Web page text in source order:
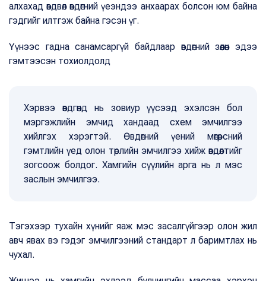
алхахад өвдвөл өвдөгний үеэндээ анхаарах болсон юм байна
гэдгийг илтгэж байна гэсэн үг.
Үүнээс гадна санамсаргүй байдлаар өвдөгний зөөлөн эдээ
гэмтээсэн тохиолдолд
Хэрвээ өвдгөнд нь зовиур үүсээд эхэлсэн бол
мэргэжлийн эмчид хандаад схем эмчилгээ
хийлгэх хэрэгтэй. Өвдөгний үений мөгөөрсний
гэмтлийн үед олон төрлийн эмчилгээ хийж өвдөлтийг
зогсоож болдог. Хамгийн сүүлийн арга нь л мэс
заслын эмчилгээ.
Тэгэхээр тухайн хүнийг яаж мэс засалгүйгээр олон жил
авч явах вэ гэдэг эмчилгээний стандарт л баримтлах нь
чухал.